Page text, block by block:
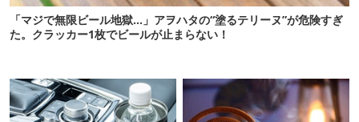
「マジで無限ビール地獄…」アヲハタの“塗るテリーヌ”が危険すぎ
た。クラッカー1枚でビールが止まらない！